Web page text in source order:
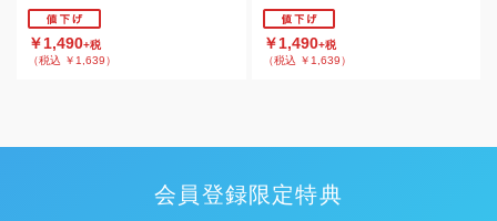
￥1,490+税
（税込 ￥1,639）
￥1,490+税
（税込 ￥1,639）
会員登録限定特典